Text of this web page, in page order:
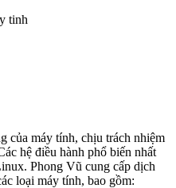
của máy tính, chịu trách nhiệm
hệ điều hành phổ biến nhất
Phong Vũ cung cấp dịch
loại máy tính, bao gồm: